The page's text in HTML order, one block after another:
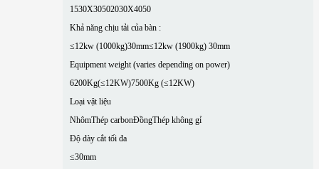
1530X30502030X4050
Khả năng chịu tải của bàn :
≤12kw (1000kg)30mm≤12kw (1900kg) 30mm
Equipment weight (varies depending on power)
6200Kg(≤12KW)7500Kg (≤12KW)
Loại vật liệu
NhômThép carbonĐồngThép không gỉ
Độ dày cắt tối đa
≤30mm